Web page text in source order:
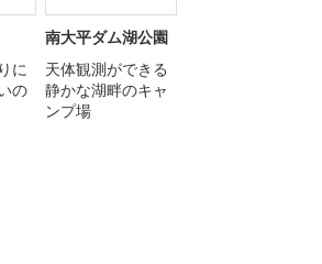
に
の
南大平ダム湖公園
天体観測ができる
静かな湖畔のキャ
ンプ場